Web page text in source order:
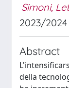
Simoni,
2023/2024
Abstract
della